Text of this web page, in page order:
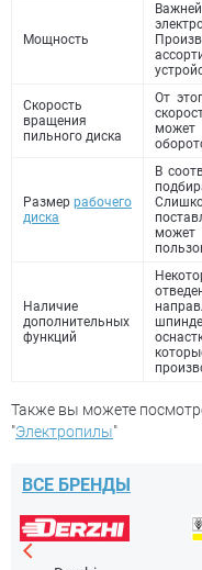
Мощность
Скорость
вращения
пильного диска
От
может
Размер рабочего
диска
В
может
Наличие
дополнительных
функций
Также вы можете
"Электропилы"
ВСЕ БРЕНДЫ